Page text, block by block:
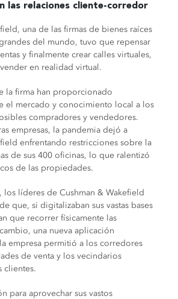
las relaciones cliente-corredor
una de las firmas de bienes raíces
del mundo, tuvo que repensar
y finalmente crear calles virtuales,
en realidad virtual.
la firma han proporcionado
el mercado y conocimiento local a los
compradores y vendedores.
empresas, la pandemia dejó a
enfrentando restricciones sobre la
de sus 400 oficinas, lo que ralentizó
de las propiedades.
los líderes de Cushman & Wakefield
que, si digitalizaban sus vastas bases
que recorrer físicamente las
una nueva aplicación
empresa permitió a los corredores
de venta y los vecindarios
clientes.
para aprovechar sus vastos